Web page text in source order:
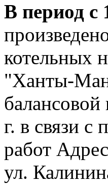
В период с
котельных
"Ханты-
балансовой
г. в связи с
работ
ул.